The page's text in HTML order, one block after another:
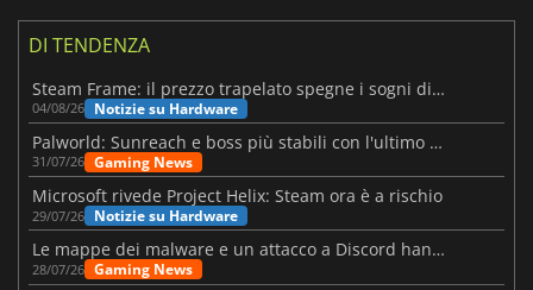
DI TENDENZA
Steam Frame: il prezzo trapelato spegne i sogni di un VR economico
04/08/26 Notizie su Hardware
Palworld: Sunreach e boss più stabili con l'ultimo update
31/07/26 Gaming News
Microsoft rivede Project Helix: Steam ora è a rischio
29/07/26 Notizie su Hardware
Le mappe dei malware e un attacco a Discord hanno colpito Meccha Chameleon
28/07/26 Gaming News